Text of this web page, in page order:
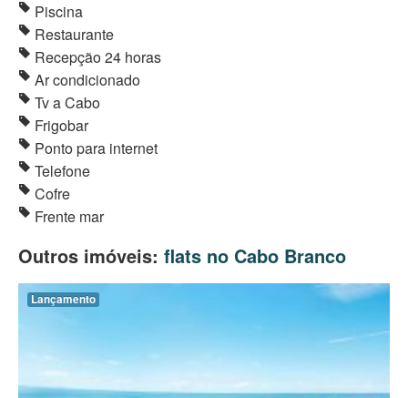
Piscina
Restaurante
Recepção 24 horas
Ar condicionado
Tv a Cabo
Frigobar
Ponto para internet
Telefone
Cofre
Frente mar
Outros imóveis: flats no Cabo Branco
Lançamento